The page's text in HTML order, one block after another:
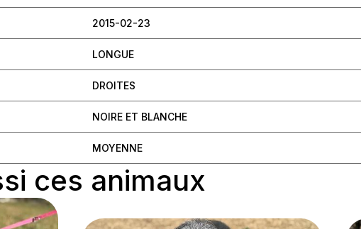
2015-02-23
LONGUE
DROITES
NOIRE ET BLANCHE
MOYENNE
ces animaux